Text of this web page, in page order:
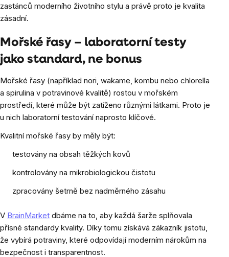
zastánců moderního životního stylu a právě proto je kvalita
zásadní.
Mořské řasy – laboratorní testy
jako standard, ne bonus
Mořské řasy (například nori, wakame, kombu nebo chlorella
a spirulina v potravinové kvalitě) rostou v mořském
prostředí, které může být zatíženo různými látkami. Proto je
u nich laboratorní testování naprosto klíčové.
Kvalitní mořské řasy by měly být:
testovány na obsah těžkých kovů
kontrolovány na mikrobiologickou čistotu
zpracovány šetrně bez nadměrného zásahu
V BrainMarket dbáme na to, aby každá šarže splňovala
přísné standardy kvality. Díky tomu získává zákazník jistotu,
že vybírá potraviny, které odpovídají moderním nárokům na
bezpečnost i transparentnost.